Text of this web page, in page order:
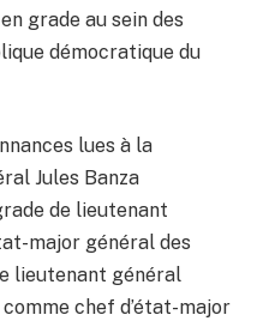
grade au sein des
démocratique du
lues à la
Jules Banza
de lieutenant
major général des
lieutenant général
chef d’état-major